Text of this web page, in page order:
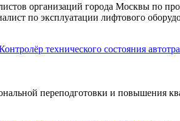
организаций города Москвы по
по эксплуатации лифтового
технического состояния
переподготовки и повышения